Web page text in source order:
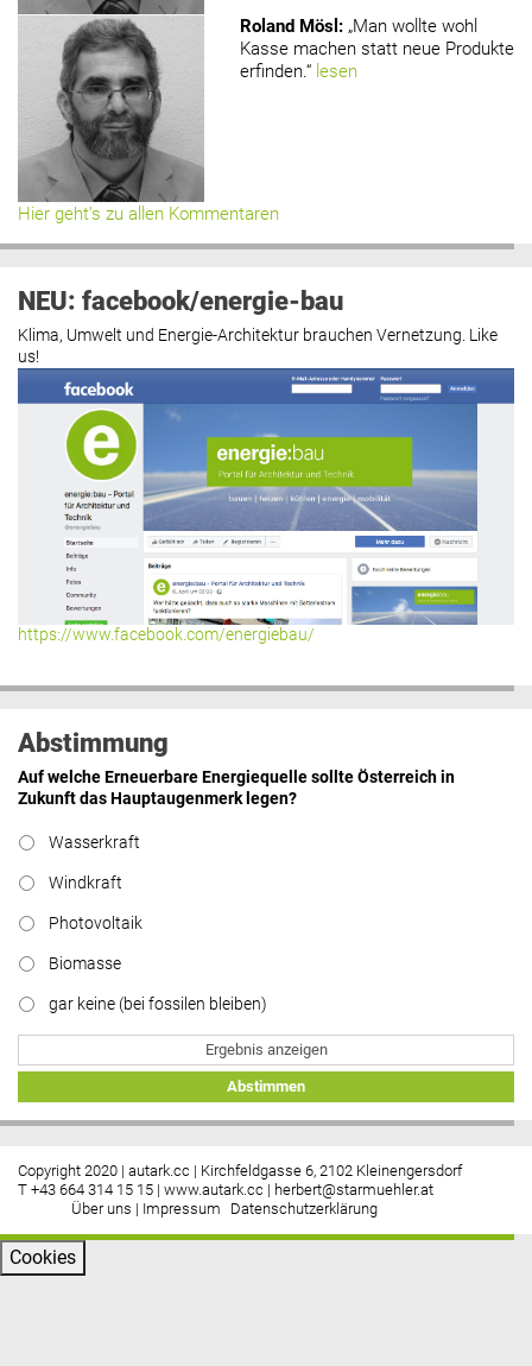
Roland Mösl : „Man wollte wohl
Kasse machen statt neue Produkte
erfinden.“ lesen
Hier geht’s zu allen Kommentaren
NEU: facebook/energie-bau
Klima, Umwelt und Energie-Architektur brauchen Vernetzung. Like
us!
https://www.facebook.com/energiebau/
Abstimmung
Auf welche Erneuerbare Energiequelle sollte Österreich in
Zukunft das Hauptaugenmerk legen?
Wasserkraft
Windkraft
Photovoltaik
Biomasse
gar keine (bei fossilen bleiben)
Ergebnis anzeigen
Abstimmen
Copyright 2020 | autark.cc | Kirchfeldgasse 6, 2102 Kleinengersdorf
T +43 664 314 15 15 | www.autark.cc | herbert@starmuehler.at
Über uns | Impressum Datenschutzerklärung
Cookies